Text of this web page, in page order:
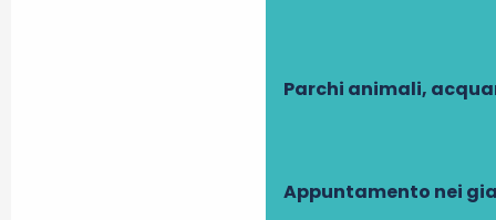
Parchi animali,
Appuntamento nei